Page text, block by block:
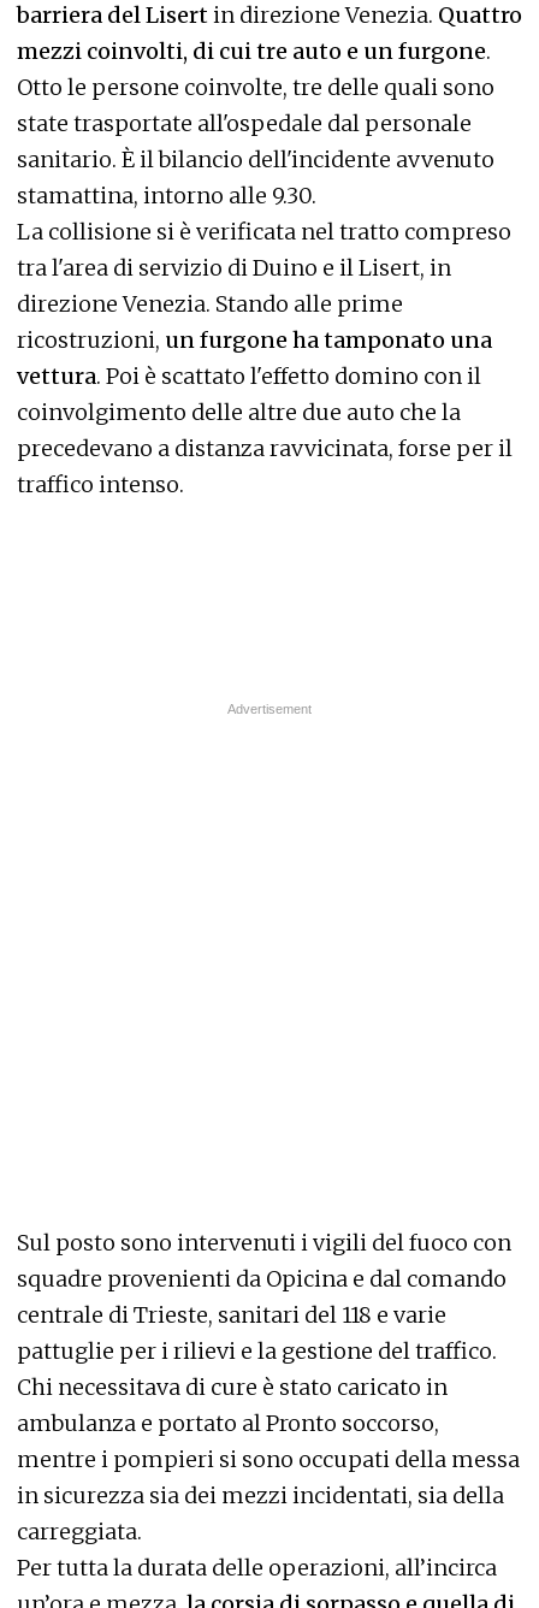
barriera del Lisertin direzione Venezia. Quattro
mezzi coinvolti, di cui tre auto e un furgone.
Otto le persone coinvolte, tre delle quali sono
state trasportate all'ospedale dal personale
sanitario. È il bilancio dell'incidente avvenuto
stamattina, intorno alle 9.30.
La collisione si è verificata nel tratto compreso
tra l'area di servizio di Duino e il Lisert, in
direzione Venezia. Stando alle prime
ricostruzioni, un furgone ha tamponato una
vettura. Poi è scattato l'effetto domino con il
coinvolgimento delle altre due auto che la
precedevano a distanza ravvicinata, forse per il
traffico intenso.
Sul posto sono intervenuti i vigili del fuoco con
squadre provenienti da Opicina e dal comando
centrale di Trieste, sanitari del 118 e varie
pattuglie per i rilievi e la gestione del traffico.
Chi necessitava di cure è stato caricato in
ambulanza e portato al Pronto soccorso,
mentre i pompieri si sono occupati della messa
in sicurezza sia dei mezzi incidentati, sia della
carreggiata.
Per tutta la durata delle operazioni, all’incirca